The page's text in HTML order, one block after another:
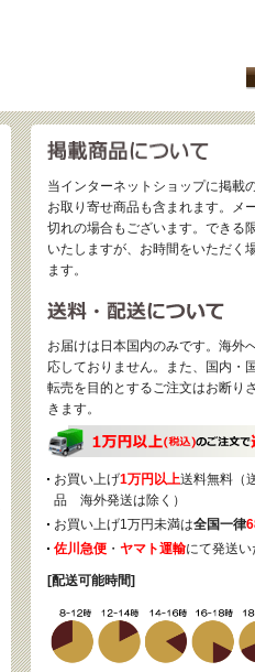
当インターネットショップに掲載
お取り寄せ商品も含まれます。メ
切れの場合もございます。できる
いたしますが、お時間をいただく
ます。
お届けは日本国内のみです。海外
応しておりません。また、国内・
転売を目的とするご注文はお断り
きます。
お買い上げ1万円以上送料無料（
品 海外発送は除く）
お買い上げ1万円未満は全国一律
佐川急便 ・ ヤマト運輸にて発送い
[配送可能時間]